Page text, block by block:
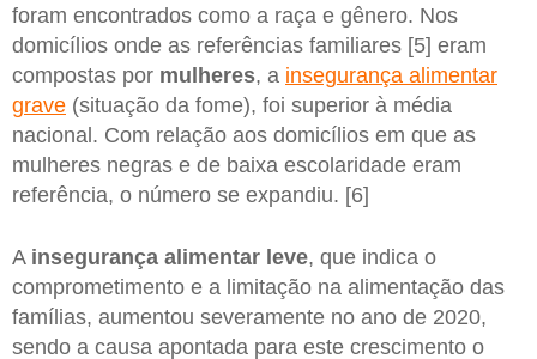
foram encontrados como a raça e gênero. Nos
domicílios onde as referências familiares [5] eram
compostas por mulheres, a insegurança alimentar
grave (situação da fome), foi superior à média
nacional. Com relação aos domicílios em que as
mulheres negras e de baixa escolaridade eram
referência, o número se expandiu. [6]
A insegurança alimentar leve, que indica o
comprometimento e a limitação na alimentação das
famílias, aumentou severamente no ano de 2020,
sendo a causa apontada para este crescimento o